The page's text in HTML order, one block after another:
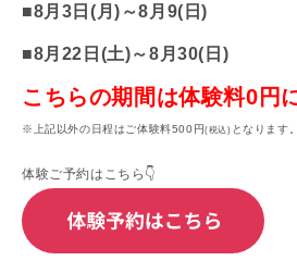
■8月3日(月)～8月9(日)
■8月22日(土)～8月30(日)
こちらの期間は体験料0円
※上記以外の日程はご体験料500円(税込) となります。
体験ご予約はこちら👇